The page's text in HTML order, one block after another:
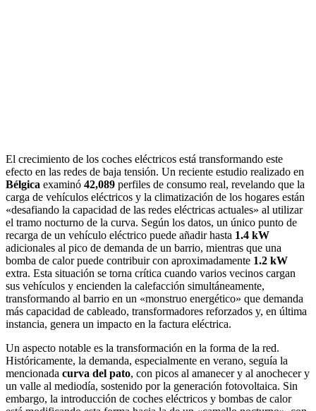
El crecimiento de los coches eléctricos está transformando este
efecto en las redes de baja tensión. Un reciente estudio realizado en
Bélgica examinó 42,089 perfiles de consumo real, revelando que la
carga de vehículos eléctricos y la climatización de los hogares están
«desafiando la capacidad de las redes eléctricas actuales» al utilizar
el tramo nocturno de la curva. Según los datos, un único punto de
recarga de un vehículo eléctrico puede añadir hasta 1.4 kW
adicionales al pico de demanda de un barrio, mientras que una
bomba de calor puede contribuir con aproximadamente 1.2 kW
extra. Esta situación se torna crítica cuando varios vecinos cargan
sus vehículos y encienden la calefacción simultáneamente,
transformando al barrio en un «monstruo energético» que demanda
más capacidad de cableado, transformadores reforzados y, en última
instancia, genera un impacto en la factura eléctrica.
Un aspecto notable es la transformación en la forma de la red.
Históricamente, la demanda, especialmente en verano, seguía la
mencionada curva del pato, con picos al amanecer y al anochecer y
un valle al mediodía, sostenido por la generación fotovoltaica. Sin
embargo, la introducción de coches eléctricos y bombas de calor